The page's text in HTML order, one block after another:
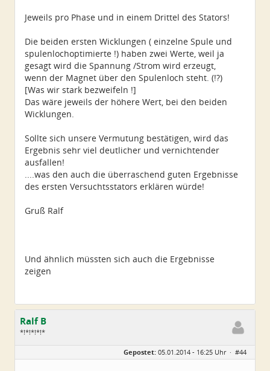
Jeweils pro Phase und in einem Drittel des Stators!
Die beiden ersten Wicklungen ( einzelne Spule und
spulenlochoptimierte !) haben zwei Werte, weil ja
gesagt wird die Spannung /Strom wird erzeugt,
wenn der Magnet über den Spulenloch steht. (!?)
[Was wir stark bezweifeln !]
Das wäre jeweils der höhere Wert, bei den beiden
Wicklungen.
Sollte sich unsere Vermutung bestätigen, wird das
Ergebnis sehr viel deutlicher und vernichtender
ausfallen!
....was den auch die überraschend guten Ergebnisse
des ersten Versuchtsstators erklären würde!
Gruß Ralf
Und ähnlich müssten sich auch die Ergebnisse
zeigen
Ralf B
*!*!*!*!*
Beiträge:
659
Gepostet: 05.01.2014 - 16:25 Uhr · #44